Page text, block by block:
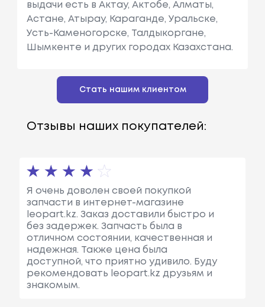
выдачи есть в Актау, Актобе, Алматы,
Астане, Атырау, Караганде, Уральске,
Усть-Каменогорске, Талдыкоргане,
Шымкенте и других городах Казахстана.
Стать нашим клиентом
Отзывы наших покупателей:
Я очень доволен своей покупкой
запчасти в интернет-магазине
leopart.kz. Заказ доставили быстро и
без задержек. Запчасть была в
отличном состоянии, качественная и
надежная. Также цена была
доступной, что приятно удивило. Буду
рекомендовать leopart.kz друзьям и
знакомым.